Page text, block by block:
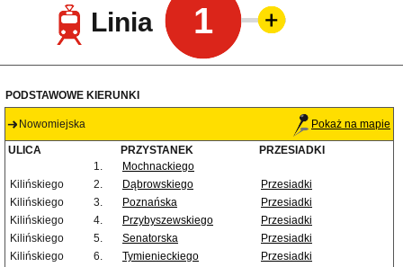
Linia 1
PODSTAWOWE KIERUNKI
Nowomiejska Pokaż na mapie
ULICA PRZYSTANEK
PRZESIADKI
1.
Mochnackiego
Kilińskiego
2. Dąbrowskiego
Przesiadki
Kilińskiego
3. Poznańska
Przesiadki
Kilińskiego
4. Przybyszewskiego
Przesiadki
Kilińskiego
5. Senatorska
Przesiadki
Kilińskiego
6. Tymienieckiego
Przesiadki